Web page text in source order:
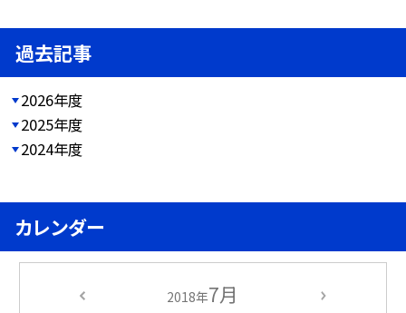
過去記事
2026年度
2025年度
2024年度
カレンダー
2018年7月